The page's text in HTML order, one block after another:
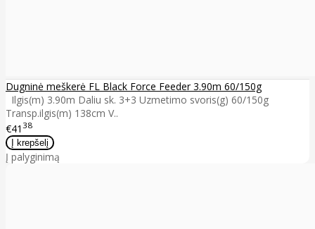
Dugninė meškerė FL Black Force Feeder 3.90m 60/150g
Ilgis(m) 3.90m Daliu sk. 3+3 Uzmetimo svoris(g) 60/150g
Transp.ilgis(m) 138cm V..
€41 38
Į palyginimą